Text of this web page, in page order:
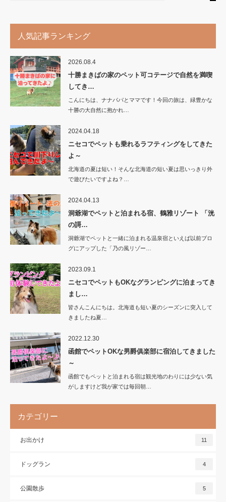
人気記事ランキング
2026.08.4
十勝まきばの家のペット可コテージで自然を満喫
してき…
こんにちは、ナナパパとママです！今回の旅は、緑豊かな
十勝の大自然に抱かれ…
2024.04.18
ニセコでペットも乗れるラフティングをしてきた
よ～
北海道の夏は短い！そんな北海道の短い夏は思いっきり外
で遊びたいですよね？…
2024.04.13
洞爺湖でペットと泊まれる宿、鶴雅リゾート 「洸
の謌…
洞爺湖でペットと一緒に泊まれる温泉宿といえば以前ブロ
グにアップした「乃の風リゾー…
2023.09.1
ニセコでペットもOKなグランピングに泊まってき
まし…
皆さんこんにちは。北海道も短い夏のシーズンに突入して
きましたね夏…
2022.12.30
函館でペットOKな男爵俱楽部に宿泊してきました
～
函館でもペットと泊まれる宿は観光地のわりには少ない気
がしますけど我が家では毎回朝…
カテゴリー
お出かけ 11
ドッグラン 4
公園散歩 5